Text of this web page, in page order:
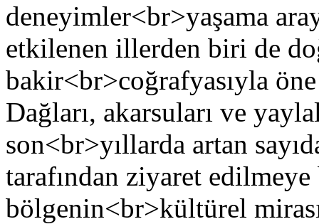
deneyimler<br>yaşama
etkilenen illerden biri de
bakir<br>coğrafyasıyla
Dağları, akarsuları ve
son<br>yıllarda artan
tarafından ziyaret edilmeye
bölgenin<br>kültürel